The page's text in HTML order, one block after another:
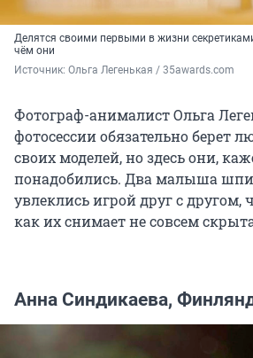
Делятся своими первыми в жизни
чём они
Источник: Ольга Легенькая / 35awards.com
Фотограф-анималист Ольга
фотосессии обязательно берет
своих моделей, но здесь они,
понадобились. Два малыша
увлеклись игрой друг с другом,
как их снимает не совсем
Анна Синдикаева,